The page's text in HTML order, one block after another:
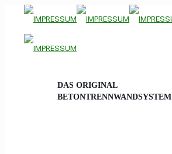
DAS ORIGINAL
BETONTRENNWANDSYSTEM